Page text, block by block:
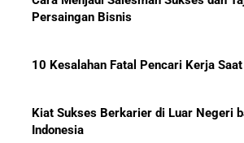
Persaingan Bisnis
10 Kesalahan Fatal Pencari Kerja
Kiat Sukses Berkarier di Luar Negeri
Indonesia